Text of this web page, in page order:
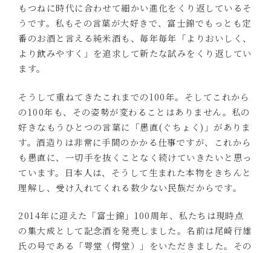
もつねに時代に合わせて細かい進化をくり返しているそ
うです。私もその言葉が大好きで、富士錦でもっとも定
番のお酒と言える純米酒も、毎年毎年「よりおいしく、
より飲みやすく」を追求して新たな試みをくり返してい
ます。
そうして重ねてきたこれまでの100年。そしてこれから
の100年も、その姿勢が変わることはありません。私の
好きなもうひとつの言葉に「愚直(ぐちょく)」がありま
す。酒造りは非常に手間のかかる仕事ですが、これから
も愚直に、一切手を抜くことなく続けていきたいと思っ
ています。日本人は、そうして生まれた本物をきちんと
理解し、受け入れてくれる数少ない民族だからです。
2014年に迎えた「富士錦」100周年、私たちは現時点
の集大成として記念酒を発売しました。名前は尾崎行雄
氏の号である「咢堂（愕堂）」をいただきました。その